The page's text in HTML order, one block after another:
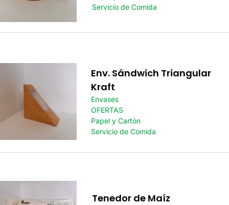
Servicio de Comida
Env. Sándwich Triangular
Kraft
Envases
OFERTAS
Papel y Cartón
Servicio de Comida
Tenedor de Maíz